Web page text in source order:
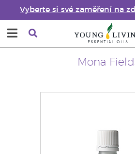
Vyberte si své zaměření na
Mona